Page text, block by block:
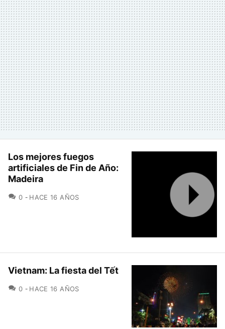
Los mejores fuegos
artificiales de Fin de Año:
Madeira
0 COMENTARIOS
HACE 16 AÑOS
Vietnam: La fiesta del Tết
0 COMENTARIOS
HACE 16 AÑOS